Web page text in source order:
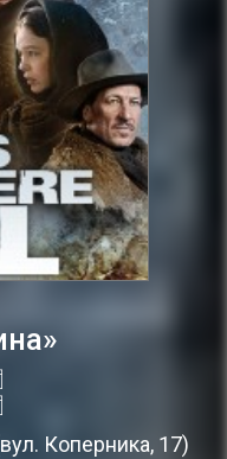
вул. Коперника, 17)